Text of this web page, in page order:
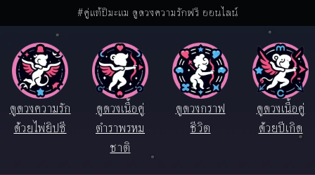
#คู่แท้ปีมะแม ดูดวงความรักฟรี ออนไลน์
ดูดวงความรัก
ด้วยไพ่ยิปซี
ดูดวงเนื้อคู่
ตำราพรหม
ชาติ
ดูดวงกราฟ
ชีวิต
ดูดวงเนื้อคู่
ด้วยปีเกิด